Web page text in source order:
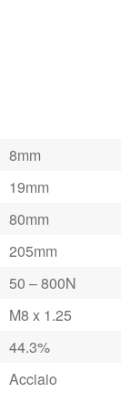
8mm
19mm
80mm
205mm
50 – 800N
M8 x 1.25
44.3%
Acciaio